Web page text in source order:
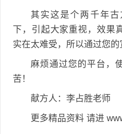
其实这是个两千年
下，引起大家重视，效果
实在太难受，所以通过您的
麻烦通过您的平台，
苦！
献方人：李占胜老师
更多精品资料 请进